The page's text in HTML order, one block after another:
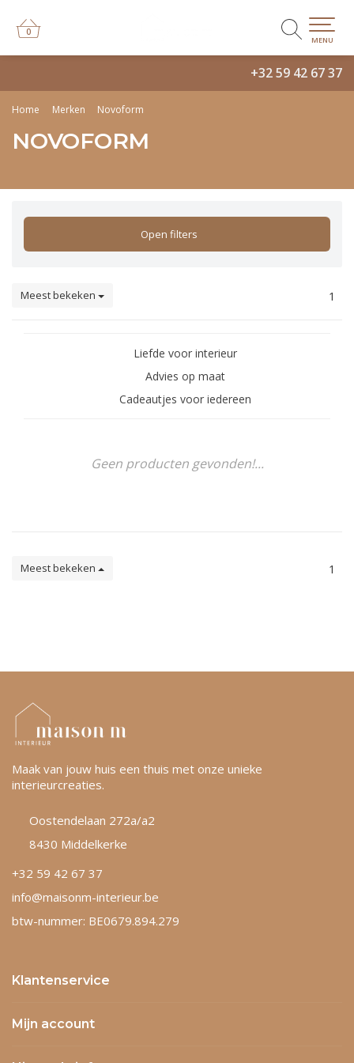
+32 59 42 67 37
0
0
MENU
Home Merken Novoform
NOVOFORM
Open filters
Meest bekeken 1
Liefde voor interieur
Advies op maat
Cadeautjes voor iedereen
Geen producten gevonden!...
Meest bekeken 1
Maak van jouw huis een thuis met onze unieke
interieurcreaties.
Oostendelaan 272a/a2
8430 Middelkerke
+32 59 42 67 37
info@maisonm-interieur.be
btw-nummer: BE0679.894.279
Klantenservice
Mijn account